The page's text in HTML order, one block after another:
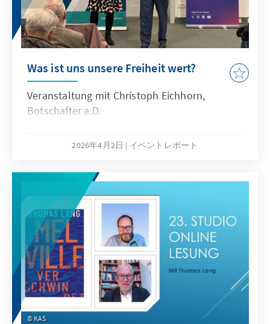
Was ist uns unsere Freiheit wert?
Veranstaltung mit Christoph Eichhorn,
Botschafter a.D.
2026年4月2日 イベントレポート
KAS